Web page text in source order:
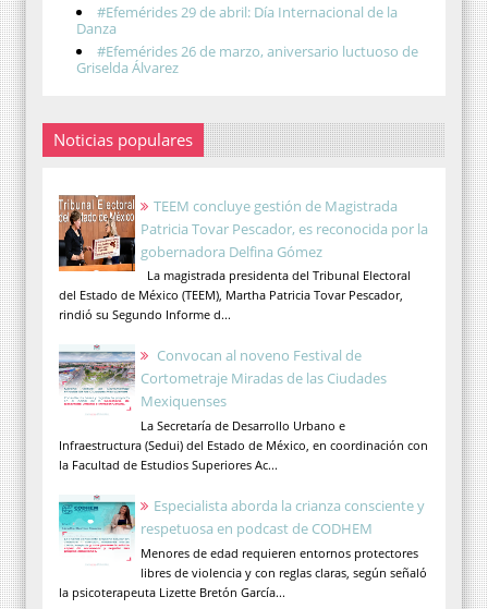
#Efemérides 29 de abril: Día Internacional de la
Danza
#Efemérides 26 de marzo, aniversario luctuoso de
Griselda Álvarez
Noticias populares
TEEM concluye gestión de Magistrada
Patricia Tovar Pescador, es reconocida por la
gobernadora Delfina Gómez
La magistrada presidenta del Tribunal Electoral
del Estado de México (TEEM), Martha Patricia Tovar Pescador,
rindió su Segundo Informe d...
Convocan al noveno Festival de
Cortometraje Miradas de las Ciudades
Mexiquenses
La Secretaría de Desarrollo Urbano e
Infraestructura (Sedui) del Estado de México, en coordinación con
la Facultad de Estudios Superiores Ac...
Especialista aborda la crianza consciente y
respetuosa en podcast de CODHEM
Menores de edad requieren entornos protectores
libres de violencia y con reglas claras, según señaló
la psicoterapeuta Lizette Bretón García...